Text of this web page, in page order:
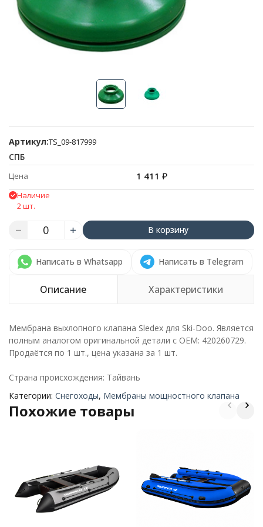
Артикул:TS_09-817999
СПБ
Цена 1 411 ₽
Наличие
2 шт.
В корзину
Написать в Whatsapp Написать в Telegram
Описание Характеристики
Мембрана выхлопного клапана Sledex для Ski-Doo. Является
полным аналогом оригинальной детали с ОЕМ: 420260729.
Продаётся по 1 шт., цена указана за 1 шт.
Страна происхождения: Тайвань
Категории: Снегоходы, Мембраны мощностного клапана
Похожие товары